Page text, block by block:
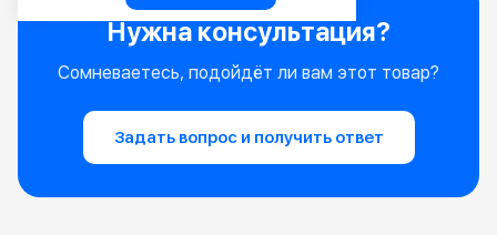
Нужна консультация?
Сомневаетесь, подойдёт ли вам этот товар?
Задать вопрос и получить ответ